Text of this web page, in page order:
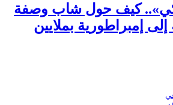
كيف حول شاب وصفة
إمبراطورية بملايين